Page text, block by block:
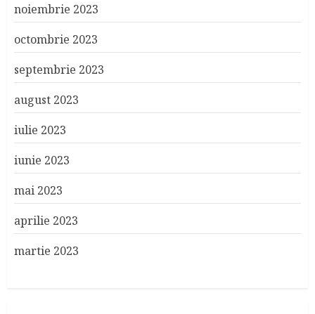
noiembrie 2023
octombrie 2023
septembrie 2023
august 2023
iulie 2023
iunie 2023
mai 2023
aprilie 2023
martie 2023